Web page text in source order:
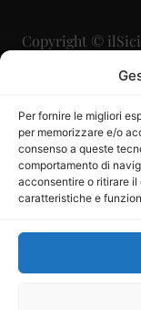
Per fornire le migliori
per memorizzare e/o
consenso a queste
comportamento di
acconsentire o ritirare
caratteristiche e
Copyright ©
Direttore
Direttore
Mercurio
iscritta al